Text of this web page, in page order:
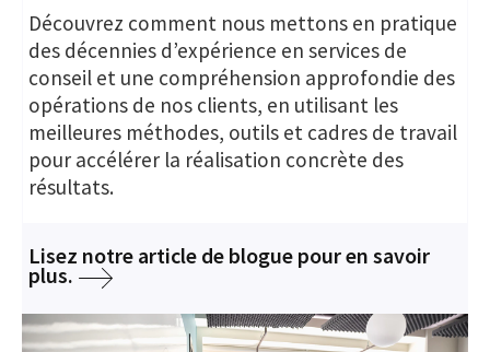
Découvrez comment nous mettons en pratique
des décennies d’expérience en services de
conseil et une compréhension approfondie des
opérations de nos clients, en utilisant les
meilleures méthodes, outils et cadres de travail
pour accélérer la réalisation concrète des
résultats.
Lisez notre article de blogue pour en savoir
plus.